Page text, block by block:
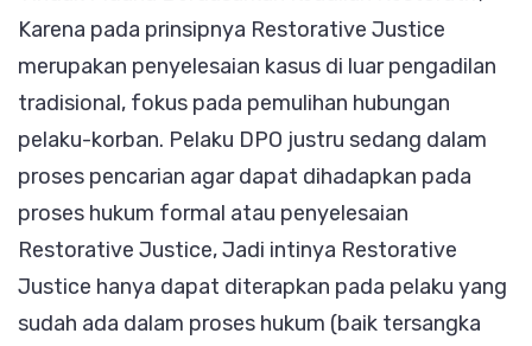
Karena pada prinsipnya Restorative Justice
merupakan penyelesaian kasus di luar pengadilan
tradisional, fokus pada pemulihan hubungan
pelaku-korban. Pelaku DPO justru sedang dalam
proses pencarian agar dapat dihadapkan pada
proses hukum formal atau penyelesaian
Restorative Justice, Jadi intinya Restorative
Justice hanya dapat diterapkan pada pelaku yang
sudah ada dalam proses hukum (baik tersangka